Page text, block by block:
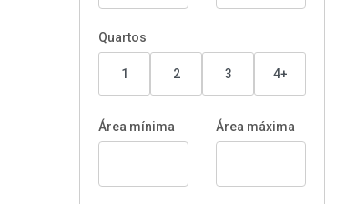
Quartos
1 2 3 4+
Área mínima Área máxima